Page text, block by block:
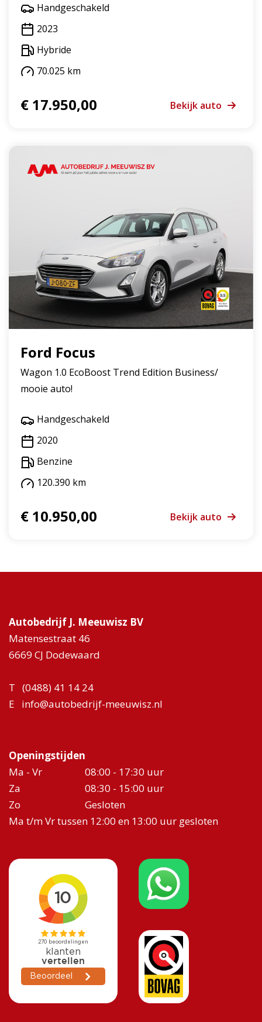
Handgeschakeld
2023
Hybride
70.025 km
€ 17.950,00 Bekijk auto
Ford Focus
Wagon 1.0 EcoBoost Trend Edition Business/
mooie auto!
Handgeschakeld
2020
Benzine
120.390 km
€ 10.950,00 Bekijk auto
Autobedrijf J. Meeuwisz BV
Matensestraat 46
6669 CJ Dodewaard
T (0488) 41 14 24
E
info@autobedrijf-meeuwisz.nl
Openingstijden
Ma - Vr
08:00 - 17:30 uur
Za
08:30 - 15:00 uur
Zo
Gesloten
Ma t/m Vr tussen 12:00 en 13:00 uur gesloten